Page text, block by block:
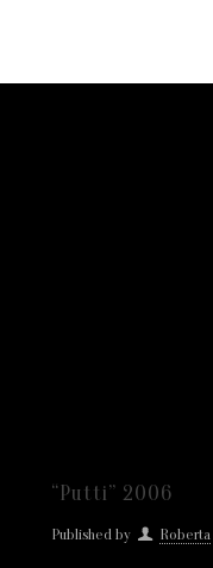
“Putti” 2006
Published by Roberta